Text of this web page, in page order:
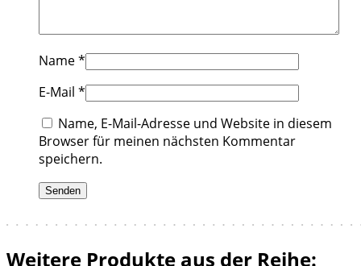
Name*
E-Mail *
Name, E-Mail-Adresse und Website in diesem
Browser für meinen nächsten Kommentar
speichern.
Weitere Produkte aus der Reihe: